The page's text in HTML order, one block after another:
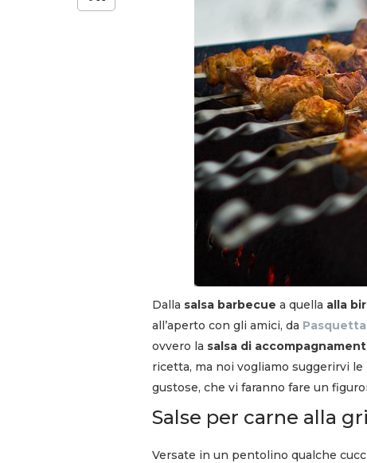
Dalla salsa barbecue a quella alla
all’aperto con gli amici, da Pasquetta
ovvero la salsa di
ricetta, ma noi vogliamo suggerirvi
gustose, che vi faranno fare un
Salse per carne alla
Versate in un pentolino qualche